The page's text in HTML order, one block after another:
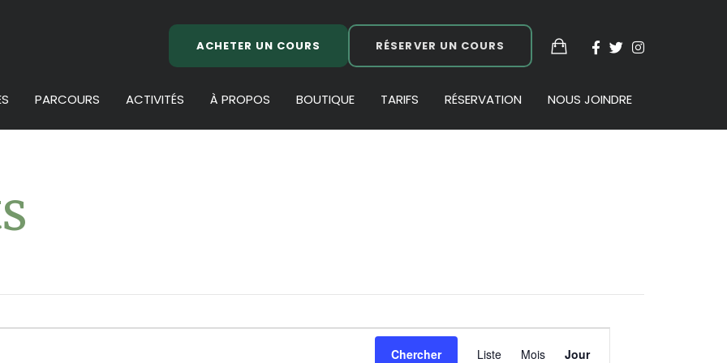
ACHETER UN COURS RÉSERVER UN COURS
PARCOURS ACTIVITÉS À PROPOS BOUTIQUE TARIFS RÉSERVATION NOUS JOINDRE
Chercher
Navigation
Liste Mois Jour